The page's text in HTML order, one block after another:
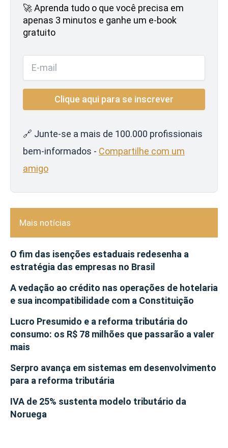
🚀 Aprenda tudo o que você precisa em
apenas 3 minutos e ganhe um e-book
gratuito
🔗 Junte-se a mais de 100.000 profissionais
bem-informados - Compartilhe com um
amigo
Mais notícias
O fim das isenções estaduais redesenha a
estratégia das empresas no Brasil
A vedação ao crédito nas operações de hotelaria
e sua incompatibilidade com a Constituição
Lucro Presumido e a reforma tributária do
consumo: os R$ 78 milhões que passarão a valer
mais
Serpro avança em sistemas em desenvolvimento
para a reforma tributária
IVA de 25% sustenta modelo tributário da
Noruega